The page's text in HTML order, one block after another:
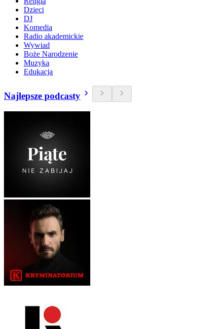
Dzieci
DJ
Komedia
Radio akademickie
Wywiad
Boże Narodzenie
Muzyka
Edukacja
Najlepsze podcasty